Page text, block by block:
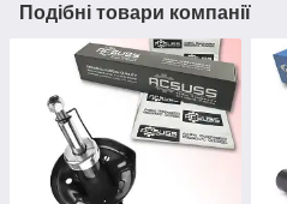
Подібні товари компанії